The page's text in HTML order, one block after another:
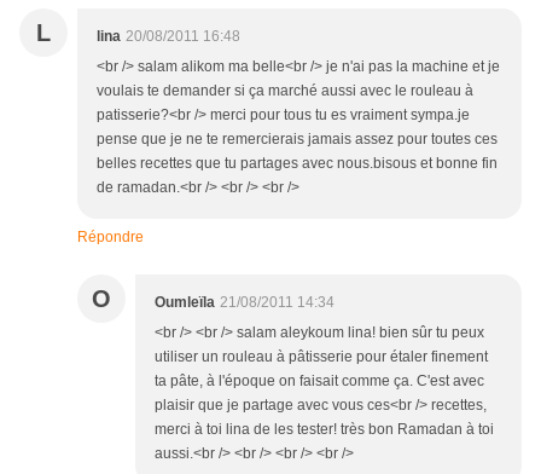
L lina 20/08/2011 16:48
<br /> salam alikom ma belle<br /> je n'ai pas la machine et je
voulais te demander si ça marché aussi avec le rouleau à
patisserie?<br /> merci pour tous tu es vraiment sympa.je
pense que je ne te remercierais jamais assez pour toutes ces
belles recettes que tu partages avec nous.bisous et bonne fin
de ramadan.<br /> <br /> <br />
Répondre
O Oumleïla 21/08/2011 14:34
<br /> <br /> salam aleykoum lina! bien sûr tu peux
utiliser un rouleau à pâtisserie pour étaler finement
ta pâte, à l'époque on faisait comme ça. C'est avec
plaisir que je partage avec vous ces<br /> recettes,
merci à toi lina de les tester! très bon Ramadan à toi
aussi.<br /> <br /> <br /> <br />